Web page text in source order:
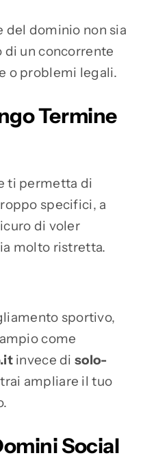
del dominio non sia
un concorrente
o problemi legali.
Termine
ti permetta di
specifici, a
di voler
molto ristretta.
sportivo,
come
invece di solo-
ampliare il tuo
Social